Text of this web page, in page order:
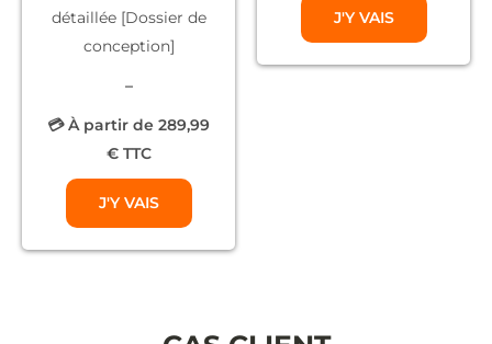
détaillée [Dossier de
conception]
–
💳 À partir de 289,99
€ TTC
J'Y VAIS
J'Y VAIS